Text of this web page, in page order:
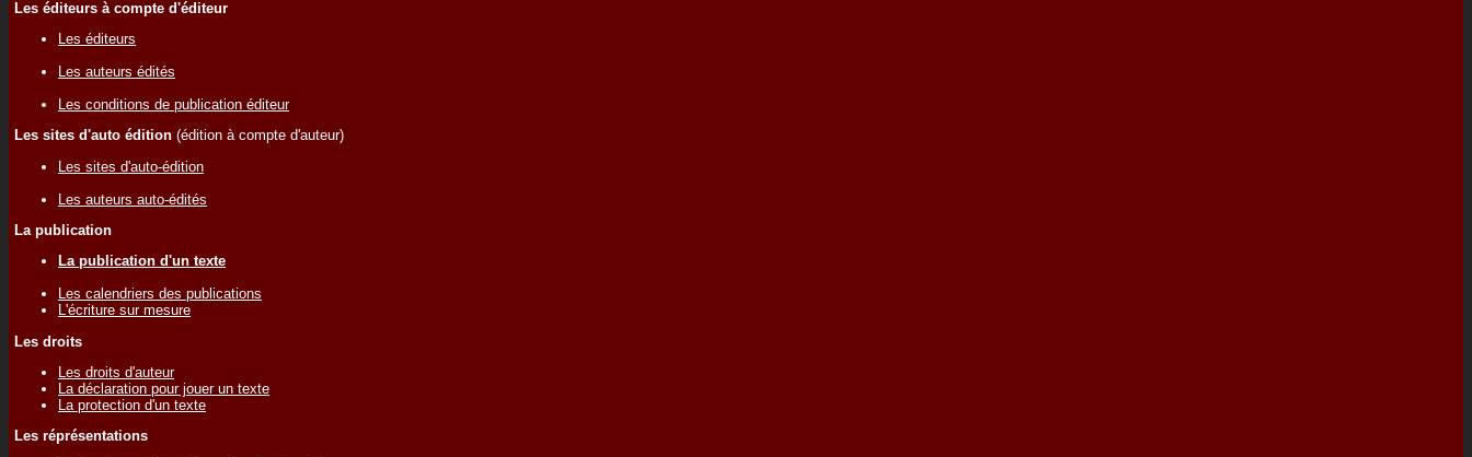
Les éditeurs à compte d'éditeur
Les éditeurs
Les auteurs édités
Les conditions de publication éditeur
Les sites d'auto édition (édition à compte d'auteur)
Les sites d'auto-édition
Les auteurs auto-édités
La publication
La publication d'un texte
Les calendriers des publications
L'écriture sur mesure
Les droits
Les droits d'auteur
La déclaration pour jouer un texte
La protection d'un texte
Les réprésentations